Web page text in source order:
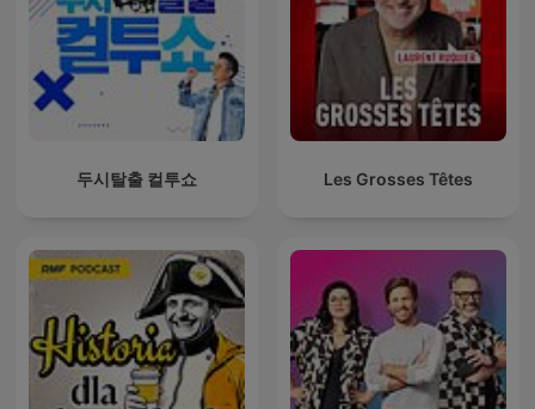
두시탈출 컬투쇼 Les Grosses Têtes